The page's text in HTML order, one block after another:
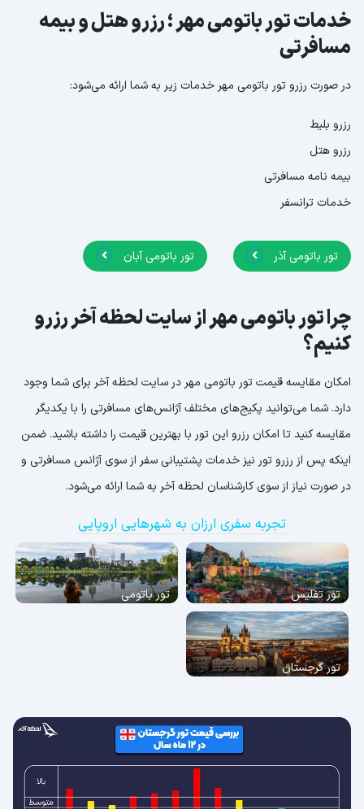
خدمات تور باتومی مهر ؛ رزرو هتل و بیمه
مسافرتی
در صورت رزرو تور باتومی مهر خدمات زیر به شما ارائه می‌شود:
رزرو بلیط
رزرو هتل
بیمه نامه مسافرتی
خدمات ترانسفر
تور باتومی آذر تور باتومی آبان
چرا تور باتومی مهر از سایت لحظه آخر رزرو
کنیم؟
امکان مقایسه قیمت تور باتومی مهر در سایت لحظه آخر برای شما وجود
دارد. شما می‌توانید پکیج‌های مختلف آژانس‌های مسافرتی را با یکدیگر
مقایسه کنید تا امکان رزرو این تور با بهترین قیمت را داشته باشید. ضمن
اینکه پس از رزرو تور نیز خدمات پشتیبانی سفر از سوی آژانس مسافرتی و
در صورت نیاز از سوی کارشناسان لحظه آخر به شما ارائه می‌شود.
تجربه سفری ارزان به شهرهایی اروپایی
تور تفلیس تور باتومی
تور گرجستان